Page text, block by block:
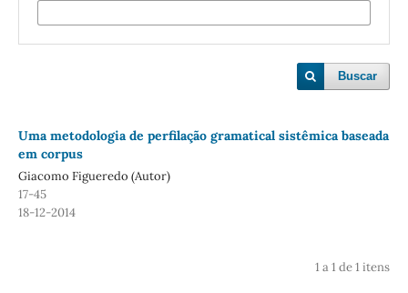
Buscar
Uma metodologia de perfilação gramatical sistêmica baseada
em corpus
Giacomo Figueredo (Autor)
17-45
18-12-2014
1 a 1 de 1 itens